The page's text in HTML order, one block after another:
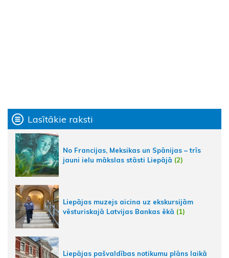
Lasītākie raksti
No Francijas, Meksikas un Spānijas – trīs
jauni ielu mākslas stāsti Liepājā (2)
Liepājas muzejs aicina uz ekskursijām
vēsturiskajā Latvijas Bankas ēkā (1)
Liepājas pašvaldības notikumu plāns laikā